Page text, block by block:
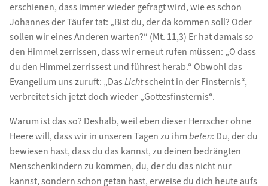
erschienen, dass immer wieder gefragt wird, wie es schon
Johannes der Täufer tat: „Bist du, der da kommen soll? Oder
sollen wir eines Anderen warten?“ (Mt. 11,3) Er hat damalsso
den Himmel zerrissen, dass wir erneut rufen müssen: „O dass
du den Himmel zerrissest und führest herab.“ Obwohl das
Evangelium uns zuruft: „DasLichtscheint in der Finsternis“,
verbreitet sich jetzt doch wieder „Gottesfinsternis“.
Warum ist das so? Deshalb, weil eben dieser Herrscher ohne
Heere will, dass wir in unseren Tagen zu ihmbeten: Du, der du
bewiesen hast, dass du das kannst, zu deinen bedrängten
Menschenkindern zu kommen, du, der du das nicht nur
kannst, sondern schon getan hast, erweise du dich heute aufs